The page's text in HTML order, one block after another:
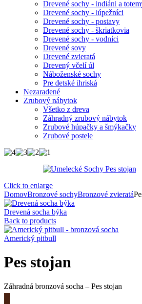
Drevené sochy - indiáni a
Drevené sochy - lúpežníci
Drevené sochy - postavy
Drevené sochy - škriatkovia
Drevené sochy - vodníci
Drevené sovy
Drevené zvieratá
Drevený včelí úl
Náboženské sochy
Pre detské ihriská
Nezaradené
Zrubový nábytok
Všetko z dreva
Záhradný zrubový nábytok
Zrubové húpačky a šmýkačky
Zrubové postele
Click to enlarge
DomovBronzové sochyBronzové zvieratá
Drevená socha býka
Back to products
Americký pitbull
Pes stojan
Záhradná bronzová socha – Pes stojan